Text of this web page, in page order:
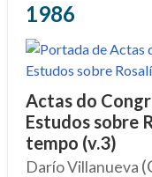
1986
Actas do
Estudos sobre
tempo (v.3)
Darío Villanueva